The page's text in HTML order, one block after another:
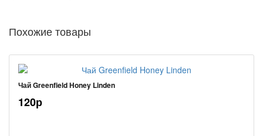
Похожие товары
Чай Greenfield Honey Linden
120р